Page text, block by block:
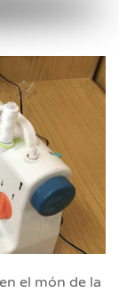
el món de la